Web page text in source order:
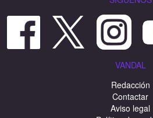
VANDAL
Redacción
Contactar
Aviso legal